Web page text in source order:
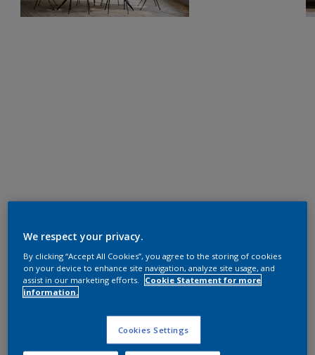
We respect your privacy.
By clicking “Accept All Cookies”, you agree to the storing of cookies
on your device to enhance site navigation, analyze site usage, and
assist in our marketing efforts.
Cookie Statement for more
information.
Cookies Settings